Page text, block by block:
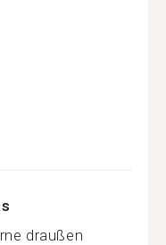
draußen